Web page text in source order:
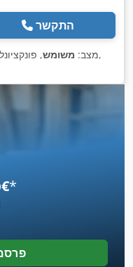
התקשר
מצב: משומש, ,
פרסם עכשיו החל מ־‏4.49 ‏€*